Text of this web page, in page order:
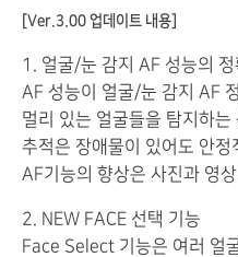
[Ver.3.00 업데이트 내용]
1. 얼굴/눈 감지 AF 성능의
AF 성능이 얼굴/눈 감지 AF
멀리 있는 얼굴들을 탐지하
추적은 장애물이 있어도 안정
AF기능의 향상은 사진과 영
2. NEW FACE 선택 기능
Face Select 기능은 여러 얼